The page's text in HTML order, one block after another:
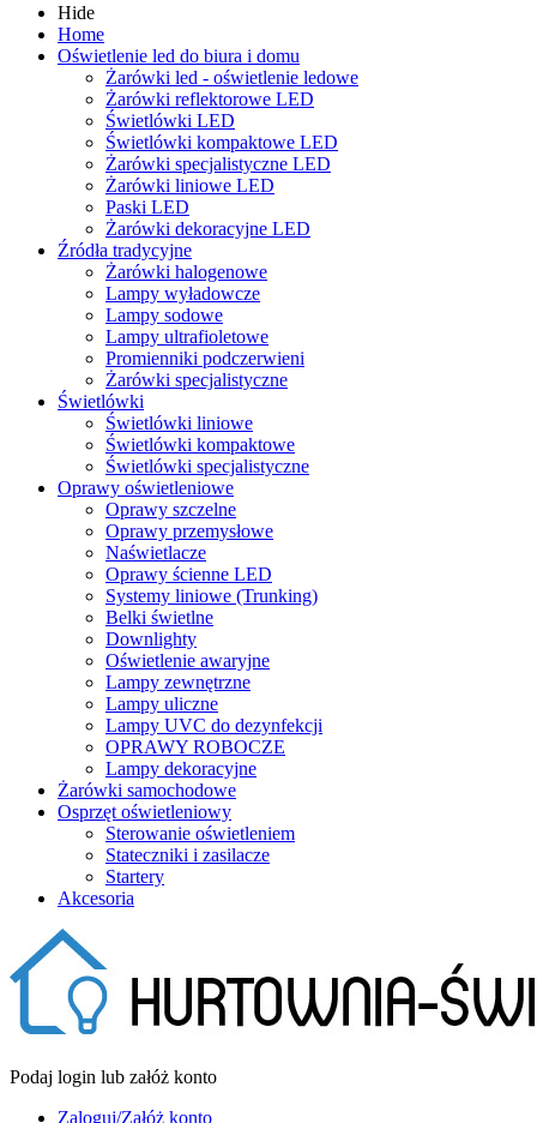
Hide
Home
Oświetlenie led do biura i domu
Żarówki led - oświetlenie ledowe
Żarówki reflektorowe LED
Świetlówki LED
Świetlówki kompaktowe LED
Żarówki specjalistyczne LED
Żarówki liniowe LED
Paski LED
Żarówki dekoracyjne LED
Źródła tradycyjne
Żarówki halogenowe
Lampy wyładowcze
Lampy sodowe
Lampy ultrafioletowe
Promienniki podczerwieni
Żarówki specjalistyczne
Świetlówki
Świetlówki liniowe
Świetlówki kompaktowe
Świetlówki specjalistyczne
Oprawy oświetleniowe
Oprawy szczelne
Oprawy przemysłowe
Naświetlacze
Oprawy ścienne LED
Systemy liniowe (Trunking)
Belki świetlne
Downlighty
Oświetlenie awaryjne
Lampy zewnętrzne
Lampy uliczne
Lampy UVC do dezynfekcji
OPRAWY ROBOCZE
Lampy dekoracyjne
Żarówki samochodowe
Osprzęt oświetleniowy
Sterowanie oświetleniem
Stateczniki i zasilacze
Startery
Akcesoria
Podaj login lub załóż konto
Zaloguj/Załóż konto